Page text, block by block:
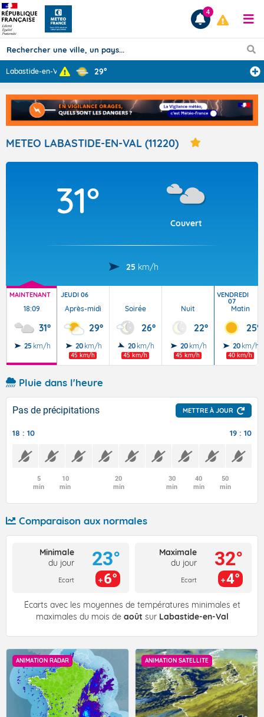
Prévisions
TOUS LES RÉSULTATS
Articles
4
Labastide-en-Va... 29°
METEO LABASTIDE-EN-VAL (11220)
31°
Couvert
25 km/h
MAINTENANT
18:09
31°
25 km/h
JEUDI 06
Après-midi
29°
20 km/h
45 km/h
Soirée
26°
20 km/h
45 km/h
Nuit
22°
20 km/h
45 km/h
VENDREDI
07
Matin
25°
20 km/h
40 km/h
Pluie dans l'heure
Pas de précipitations METTRE À JOUR
18 : 10 19 : 10
5
min
10
min
20
min
30
min
40
min
50
min
Comparaison aux normales
Minimale
du jour
Ecart
23°
6°
Maximale
du jour
Ecart
32°
4°
Écarts avec les moyennes de températures minimales et
maximales du mois de août sur Labastide-en-Val
ANIMATION RADAR ANIMATION SATELLITE